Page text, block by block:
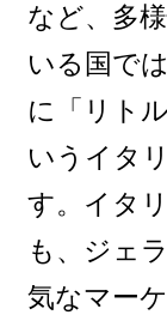
など、多
いる国で
に「リト
いうイタ
す。イタ
も、ジェ
気なマー